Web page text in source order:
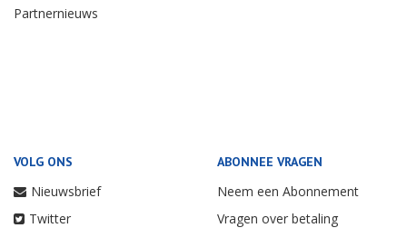
Partnernieuws
VOLG ONS
Nieuwsbrief
Twitter
ABONNEE VRAGEN
Neem een Abonnement
Vragen over betaling